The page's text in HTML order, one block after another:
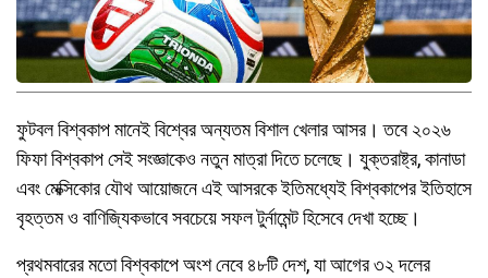
ফুটবল বিশ্বকাপ মানেই বিশ্বের অন্যতম বিশাল খেলার আসর। তবে ২০২৬
ফিফা বিশ্বকাপ সেই সংজ্ঞাকেও নতুন মাত্রা দিতে চলেছে। যুক্তরাষ্ট্র, কানাডা
এবং মেক্সিকোর যৌথ আয়োজনে এই আসরকে ইতিমধ্যেই বিশ্বকাপের ইতিহাসে
বৃহত্তম ও বাণিজ্যিকভাবে সবচেয়ে সফল টুর্নামেন্ট হিসেবে দেখা হচ্ছে।
প্রথমবারের মতো বিশ্বকাপে অংশ নেবে ৪৮টি দেশ, যা আগের ৩২ দলের